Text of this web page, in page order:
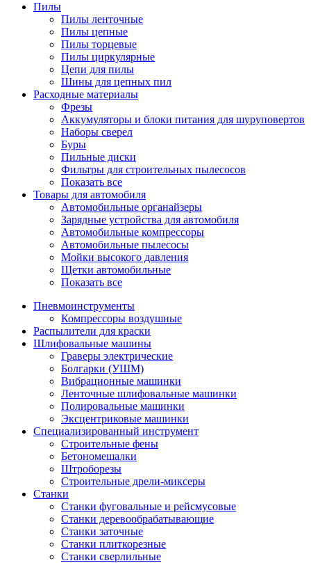
Пилы
Пилы ленточные
Пилы цепные
Пилы торцевые
Пилы циркулярные
Цепи для пилы
Шины для цепных пил
Расходные материалы
Фрезы
Аккумуляторы и блоки питания для шуруповертов
Наборы сверел
Буры
Пильные диски
Фильтры для строительных пылесосов
Показать все
Товары для автомобиля
Автомобильные органайзеры
Зарядные устройства для автомобиля
Автомобильные компрессоры
Автомобильные пылесосы
Мойки высокого давления
Щетки автомобильные
Показать все
Пневмоинструменты
Компрессоры воздушные
Распылители для краски
Шлифовальные машины
Граверы электрические
Болгарки (УШМ)
Вибрационные машинки
Ленточные шлифовальные машинки
Полировальные машинки
Эксцентриковые машинки
Специализированный инструмент
Строительные фены
Бетономешалки
Штроборезы
Строительные дрели-миксеры
Станки
Станки фуговальные и рейсмусовые
Станки деревообрабатывающие
Станки заточные
Станки плиткорезные
Станки сверлильные